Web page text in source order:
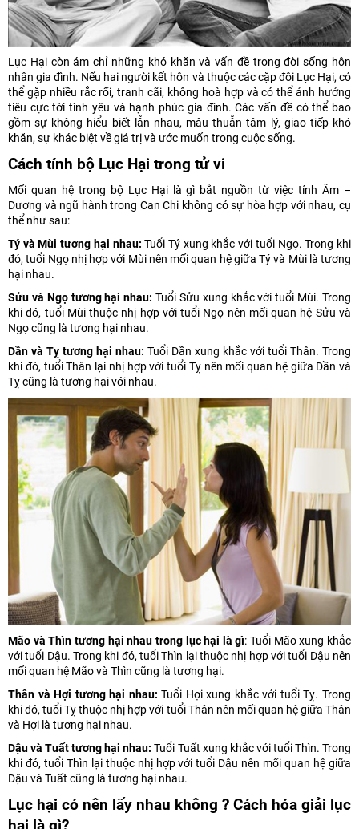
Lục Hại còn ám chỉ những khó khăn và vấn đề trong đời sống hôn
nhân gia đình. Nếu hai người kết hôn và thuộc các cặp đôi Lục Hại, có
thể gặp nhiều rắc rối, tranh cãi, không hoà hợp và có thể ảnh hưởng
tiêu cực tới tình yêu và hạnh phúc gia đình. Các vấn đề có thể bao
gồm sự không hiểu biết lẫn nhau, mâu thuẫn tâm lý, giao tiếp khó
khăn, sự khác biệt về giá trị và ước muốn trong cuộc sống.
Cách tính bộ Lục Hại trong tử vi
Mối quan hệ trong bộ Lục Hại là gì bắt nguồn từ việc tính Âm –
Dương và ngũ hành trong Can Chi không có sự hòa hợp với nhau, cụ
thể như sau:
Tý và Mùi tương hại nhau: Tuổi Tý xung khắc với tuổi Ngọ. Trong khi
đó, tuổi Ngọ nhị hợp với Mùi nên mối quan hệ giữa Tý và Mùi là tương
hại nhau.
Sửu và Ngọ tương hại nhau: Tuổi Sửu xung khắc với tuổi Mùi. Trong
khi đó, tuổi Mùi thuộc nhị hợp với tuổi Ngọ nên mối quan hệ Sửu và
Ngọ cũng là tương hại nhau.
Dần và Tỵ tương hại nhau: Tuổi Dần xung khắc với tuổi Thân. Trong
khi đó, tuổi Thân lại nhị hợp với tuổi Tỵ nên mối quan hệ giữa Dần và
Tỵ cũng là tương hại với nhau.
Mão và Thìn tương hại nhau trong lục hại là gì: Tuổi Mão xung khắc
với tuổi Dậu. Trong khi đó, tuổi Thìn lại thuộc nhị hợp với tuổi Dậu nên
mối quan hệ Mão và Thìn cũng là tương hại.
Thân và Hợi tương hại nhau: Tuổi Hợi xung khắc với tuổi Tỵ. Trong
khi đó, tuổi Tỵ thuộc nhị hợp với tuổi Thân nên mối quan hệ giữa Thân
và Hợi là tương hại nhau.
Dậu và Tuất tương hại nhau: Tuổi Tuất xung khắc với tuổi Thìn. Trong
khi đó, tuổi Thìn lại thuộc nhị hợp với tuổi Dậu nên mối quan hệ giữa
Dậu và Tuất cũng là tương hại nhau.
Lục hại có nên lấy nhau không ? Cách hóa giải lục